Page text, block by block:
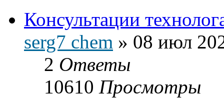
Консультации
serg7 chem » 08 июл
2 Ответы
10610 Просмотры